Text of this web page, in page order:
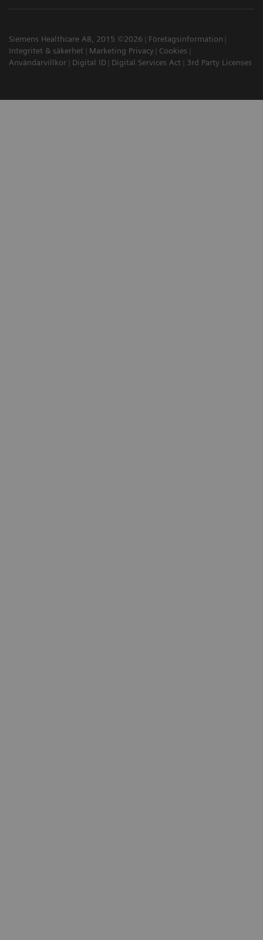
Siemens Healthcare AB, 2015 ©2026
Företagsinformation
Integritet & säkerhet
Marketing Privacy
Cookies
Användarvillkor
Digital ID Digital Services Act 3rd Party Licenses